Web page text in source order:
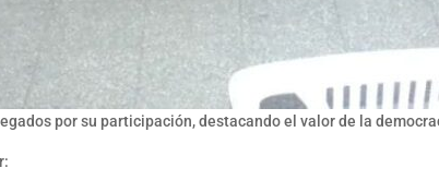
por su participación, destacando el valor de la